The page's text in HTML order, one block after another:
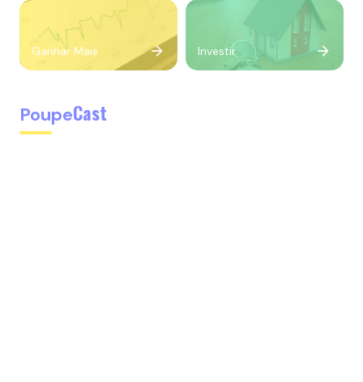
Ganhar Mais Investir
PoupeCast